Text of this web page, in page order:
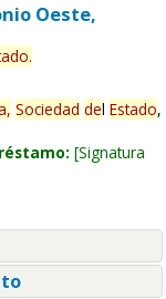
Oeste,
.
Sociedad del Estado,
Signatura